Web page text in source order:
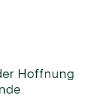
Hoffnung